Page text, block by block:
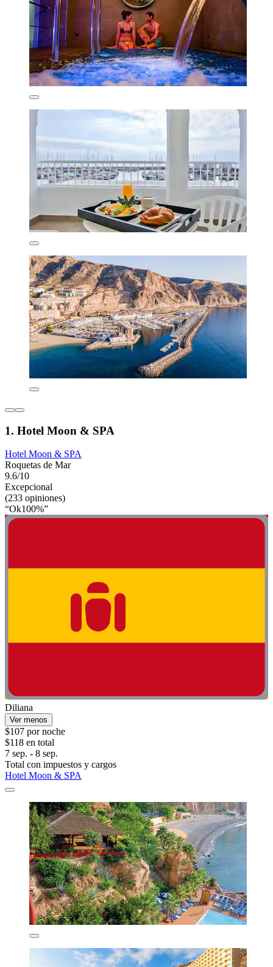
1. Hotel Moon & SPA
Hotel Moon & SPA
Roquetas de Mar
9.6/10
Excepcional
(233 opiniones)
“Ok100%”
Diliana
Ver menos
$107 por noche
$118 en total
7 sep. - 8 sep.
Total con impuestos y cargos
Hotel Moon & SPA